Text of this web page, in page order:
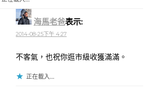
海馬老爸表示:
2014-08-25下午 4:27
不客氣，也祝你逛市級收獲滿滿。
正在載入...